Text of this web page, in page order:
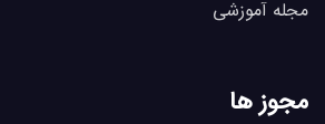
مجله آموزشی
مجوز ها